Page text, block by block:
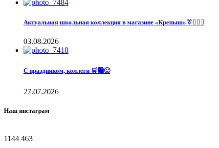
Актуальная школьная коллекция в магазине «Крепыш»👔🙋🏽‍♀️
03.08.2026
С праздником, коллеги 🛒🛍️🙂
27.07.2026
Наш инстаграм
1144 463